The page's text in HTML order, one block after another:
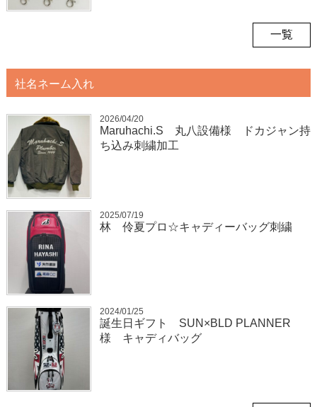
一覧
社名ネーム入れ
2026/04/20
Maruhachi.S 丸八設備様 ドカジャン持
ち込み刺繍加工
2025/07/19
林 伶夏プロ☆キャディーバッグ刺繍
2024/01/25
誕生日ギフト SUN×BLD PLANNER
様 キャディバッグ